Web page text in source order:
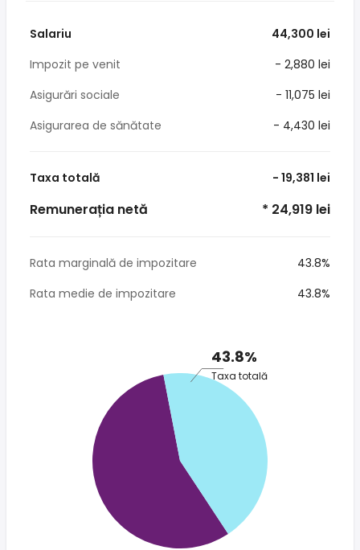
Salariu
44,300 lei
Impozit pe venit
- 2,880 lei
Asigurări sociale
- 11,075 lei
Asigurarea de sănătate
- 4,430 lei
Taxa totală - 19,381 lei
Remunerația netă * 24,919 lei
Rata marginală de impozitare
43.8%
Rata medie de impozitare
43.8%
43.8%
Taxa totală